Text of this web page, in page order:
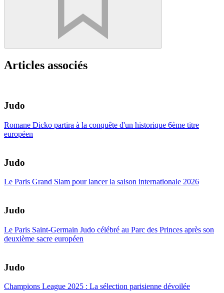
Articles associés
Judo
Romane Dicko partira à la conquête d'un historique 6ème titre
européen
Judo
Le Paris Grand Slam pour lancer la saison internationale 2026
Judo
Le Paris Saint-Germain Judo célébré au Parc des Princes après son
deuxième sacre européen
Judo
Champions League 2025 : La sélection parisienne dévoilée